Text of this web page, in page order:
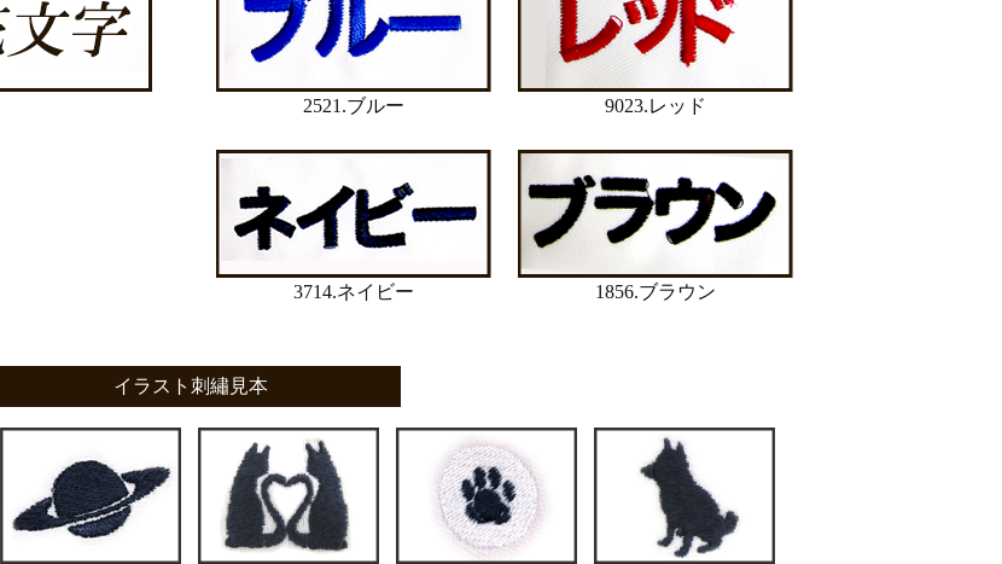
2521.ブルー 9023.レッド
3714.ネイビー 1856.ブラウン
イラスト刺繡見本